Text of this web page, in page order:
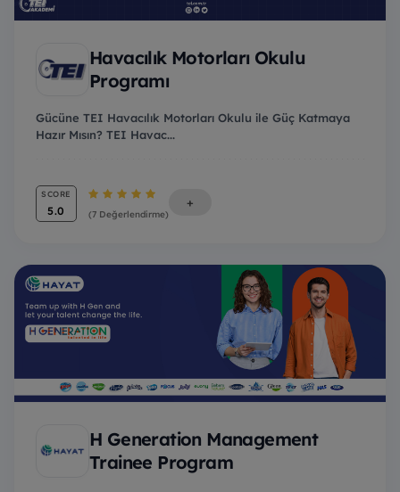
Havacılık Motorları Okulu
Programı
Gücüne TEI Havacılık Motorları Okulu ile Güç Katmaya
Hazır Mısın? TEI Havac...
SCORE
5.0 (7 Değerlendirme)
+
H Generation Management
Trainee Program